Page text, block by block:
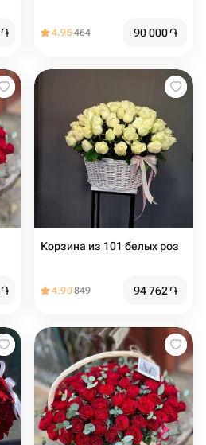
֏ 4.95464 90 000֏
֏
Корзина из 101 белых роз
4.90849 94 762֏